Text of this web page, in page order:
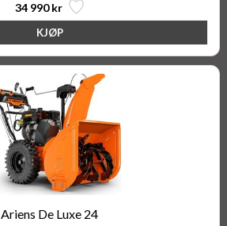
34 990 kr
Ariens De Luxe 24